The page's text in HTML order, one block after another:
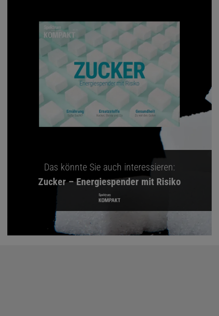
Das könnte Sie auch interessieren:
Zucker – Energiespender mit Risiko